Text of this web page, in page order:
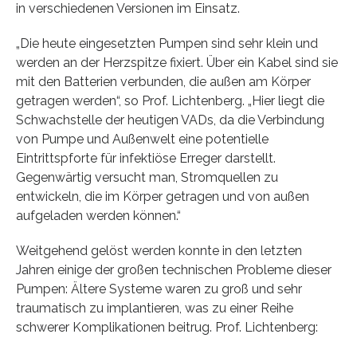
in verschiedenen Versionen im Einsatz.
„Die heute eingesetzten Pumpen sind sehr klein und
werden an der Herzspitze fixiert. Über ein Kabel sind sie
mit den Batterien verbunden, die außen am Körper
getragen werden“, so Prof. Lichtenberg. „Hier liegt die
Schwachstelle der heutigen VADs, da die Verbindung
von Pumpe und Außenwelt eine potentielle
Eintrittspforte für infektiöse Erreger darstellt.
Gegenwärtig versucht man, Stromquellen zu
entwickeln, die im Körper getragen und von außen
aufgeladen werden können.“
Weitgehend gelöst werden konnte in den letzten
Jahren einige der großen technischen Probleme dieser
Pumpen: Ältere Systeme waren zu groß und sehr
traumatisch zu implantieren, was zu einer Reihe
schwerer Komplikationen beitrug. Prof. Lichtenberg: